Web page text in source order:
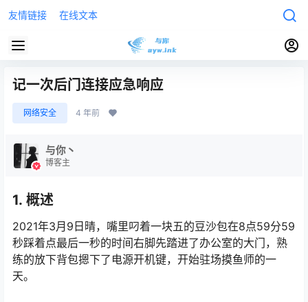
友情链接 在线文本
记一次后门连接应急响应
网络安全 4 年前
与你丶
博客主
1. 概述
2021年3月9日晴，嘴里叼着一块五的豆沙包在8点59分59
秒踩着点最后一秒的时间右脚先踏进了办公室的大门，熟
练的放下背包摁下了电源开机键，开始驻场摸鱼师的一
天。